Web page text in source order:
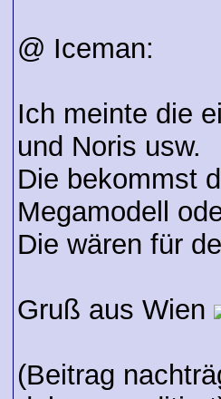
@ Iceman:
Ich meinte die
und Noris usw.
Die bekommst
Megamodell
Die wären für
Gruß aus Wien
(Beitrag